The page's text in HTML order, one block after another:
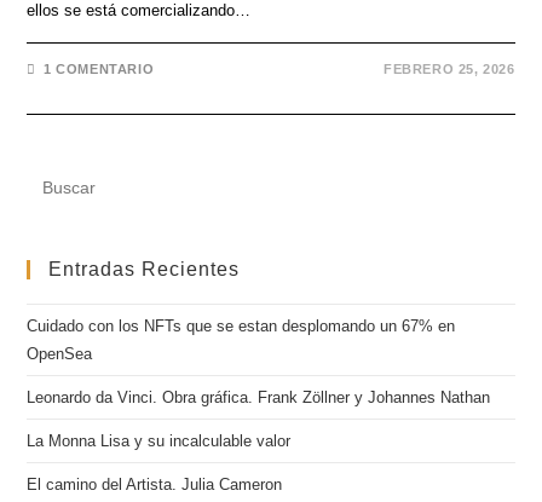
ellos se está comercializando…
1 COMENTARIO FEBRERO 25, 2026
Entradas Recientes
Cuidado con los NFTs que se estan desplomando un 67% en
OpenSea
Leonardo da Vinci. Obra gráfica. Frank Zöllner y Johannes Nathan
La Monna Lisa y su incalculable valor
El camino del Artista. Julia Cameron